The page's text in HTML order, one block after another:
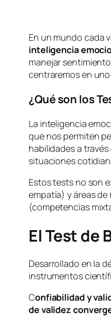
En un mundo cada
inteligencia
manejar
centraremos en
¿Qué son los
La inteligencia
que nos permiten
habilidades a
situaciones
Estos tests no son
empatía) y áreas de
(competencias
El Test de
Desarrollado en la
instrumentos
Confiabilidad y
de validez